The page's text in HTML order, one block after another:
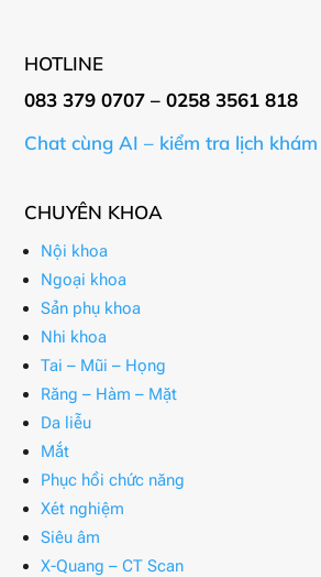
HOTLINE
083 379 0707 – 0258 3561 818
Chat cùng AI – kiểm tra lịch khám
CHUYÊN KHOA
Nội khoa
Ngoại khoa
Sản phụ khoa
Nhi khoa
Tai – Mũi – Họng
Răng – Hàm – Mặt
Da liễu
Mắt
Phục hồi chức năng
Xét nghiệm
Siêu âm
X-Quang – CT Scan